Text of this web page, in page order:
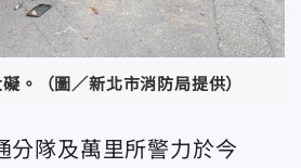
。（圖／新北市消防局提供）
分隊及萬里所警力於今